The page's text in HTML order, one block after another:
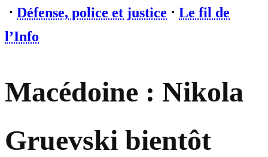
⋅ Défense, police et justice ⋅ Le fil de
l’Info
Macédoine : Nikola
Gruevski bientôt